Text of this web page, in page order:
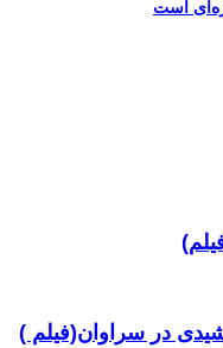
در سراوان(فیلم )